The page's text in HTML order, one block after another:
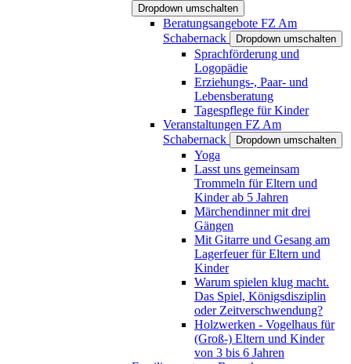
Dropdown umschalten
Beratungsangebote FZ Am
Schabernack
Dropdown umschalten
Sprachförderung und
Logopädie
Erziehungs-, Paar- und
Lebensberatung
Tagespflege für Kinder
Veranstaltungen FZ Am
Schabernack
Dropdown umschalten
Yoga
Lasst uns gemeinsam
Trommeln für Eltern und
Kinder ab 5 Jahren
Märchendinner mit drei
Gängen
Mit Gitarre und Gesang am
Lagerfeuer für Eltern und
Kinder
Warum spielen klug macht.
Das Spiel, Königsdisziplin
oder Zeitverschwendung?
Holzwerken - Vogelhaus für
(Groß-) Eltern und Kinder
von 3 bis 6 Jahren